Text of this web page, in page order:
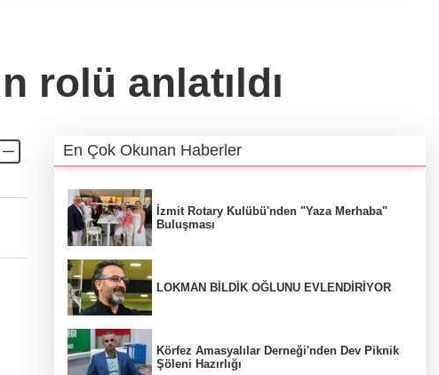
rolü anlatıldı
En Çok Okunan Haberler
İzmit Rotary Kulübü'nden "Yaza Merhaba"
Buluşması
LOKMAN BİLDİK OĞLUNU EVLENDİRİYOR
Körfez Amasyalılar Derneği'nden Dev Piknik
Şöleni Hazırlığı